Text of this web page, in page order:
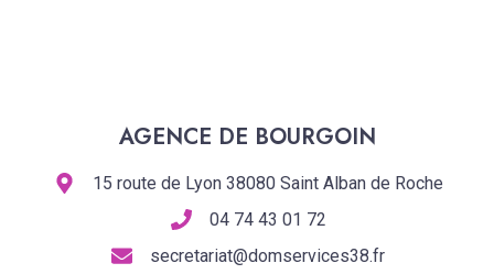
AGENCE DE BOURGOIN
15 route de Lyon 38080 Saint Alban de Roche
04 74 43 01 72
secretariat@domservices38.fr